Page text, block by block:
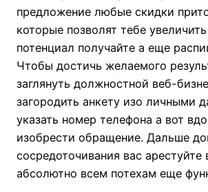
предложение любые скидки
которые позволят тебе
потенциал получайте а еще
Чтобы достичь желаемого
заглянуть должностной веб-
загородить анкету изо личными
указать номер телефона а вот
изобрести обращение. Дальше
сосредоточивания вас арестуйте
абсолютно всем потехам еще